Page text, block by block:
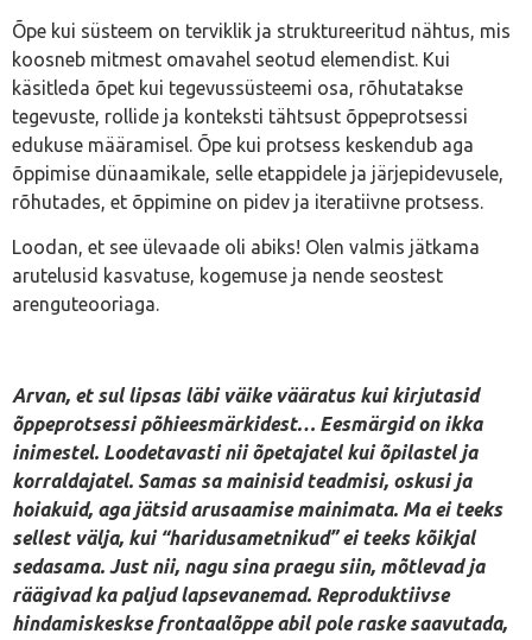
Õpe kui süsteem on terviklik ja struktureeritud nähtus, mis
koosneb mitmest omavahel seotud elemendist. Kui
käsitleda õpet kui tegevussüsteemi osa, rõhutatakse
tegevuste, rollide ja konteksti tähtsust õppeprotsessi
edukuse määramisel. Õpe kui protsess keskendub aga
õppimise dünaamikale, selle etappidele ja järjepidevusele,
rõhutades, et õppimine on pidev ja iteratiivne protsess.
Loodan, et see ülevaade oli abiks! Olen valmis jätkama
arutelusid kasvatuse, kogemuse ja nende seostest
arenguteooriaga.
Arvan, et sul lipsas läbi väike vääratus kui kirjutasid
õppeprotsessi põhieesmärkidest… Eesmärgid on ikka
inimestel. Loodetavasti nii õpetajatel kui õpilastel ja
korraldajatel. Samas sa mainisid teadmisi, oskusi ja
hoiakuid, aga jätsid arusaamise mainimata. Ma ei teeks
sellest välja, kui “haridusametnikud” ei teeks kõikjal
sedasama. Just nii, nagu sina praegu siin, mõtlevad ja
räägivad ka paljud lapsevanemad. Reproduktiivse
hindamiskeskse frontaalõppe abil pole raske saavutada,